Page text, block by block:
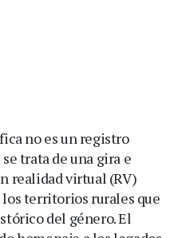
no es un registro
trata de una gira e
realidad virtual (RV)
territorios rurales que
del género. El